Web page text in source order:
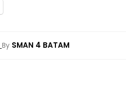
By SMAN 4 BATAM